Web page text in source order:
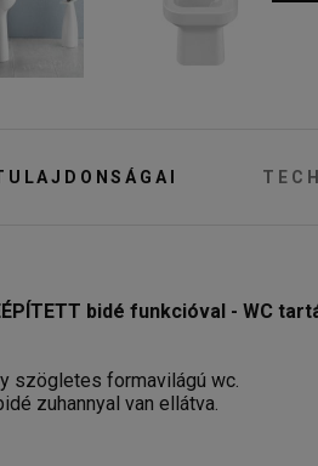
bidé funkcióval - WC
szögletes formavilágú wc.
zuhannyal van ellátva.